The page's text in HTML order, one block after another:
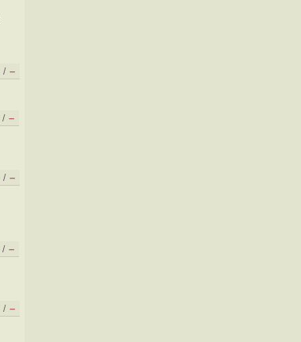
/ –
/ –
/ –
/ –
/ –